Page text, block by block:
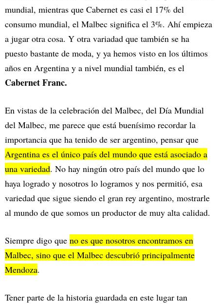
mundial, mientras que Cabernet es casi el 17% del
consumo mundial, el Malbec significa el 3%. Ahí empieza
a jugar otra cosa. Y otra variadad que también se ha
puesto bastante de moda, y ya hemos visto en los últimos
años en Argentina y a nivel mundial también, es el
Cabernet Franc.
En vistas de la celebración del Malbec, del Día Mundial
del Malbec, me parece que está buenísimo recordar la
importancia que ha tenido de ser argentino, pensar que
Argentina es el único país del mundo que está asociado a
una variedad. No hay ningún otro país del mundo que lo
haya logrado y nosotros lo logramos y nos permitió, esa
variedad que sigue siendo el gran rey argentino, mostrarle
al mundo de que somos un productor de muy alta calidad.
Siempre digo que no es que nosotros encontramos en
Malbec, sino que el Malbec descubrió principalmente
Mendoza.
Tener parte de la historia guardada en este lugar tan